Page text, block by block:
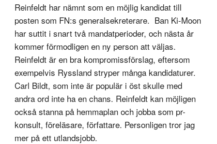
Reinfeldt har nämnt som en möjlig kandidat till
posten som FN:s generalsekreterare. Ban Ki-Moon
har suttit i snart två mandatperioder, och nästa år
kommer förmodligen en ny person att väljas.
Reinfeldt är en bra kompromissförslag, eftersom
exempelvis Ryssland stryper många kandidaturer.
Carl Bildt, som inte är populär i öst skulle med
andra ord inte ha en chans. Reinfeldt kan möjligen
också stanna på hemmaplan och jobba som pr-
konsult, föreläsare, författare. Personligen tror jag
mer på ett utlandsjobb.